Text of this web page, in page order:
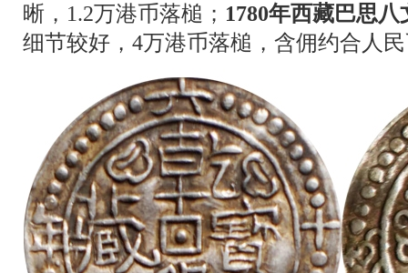
晰，1.2万港币落槌； 1780年西藏巴思
细节较好，4万港币落槌，含佣约合人